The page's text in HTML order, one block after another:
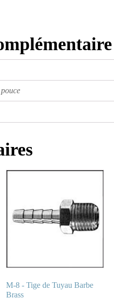
M-8 - Tige de Tuyau Barbe
Brass